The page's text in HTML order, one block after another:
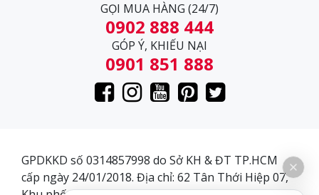
Gương chiếu hậu
GỌI MUA HÀNG (24/7)
0902 888 444
GÓP Ý, KHIẾU NẠI
0901 851 888
GPDKKD số 0314857998 do Sở KH & ĐT TP.HCM
cấp ngày 24/01/2018. Địa chỉ: 62 Tân Thới Hiệp 07,